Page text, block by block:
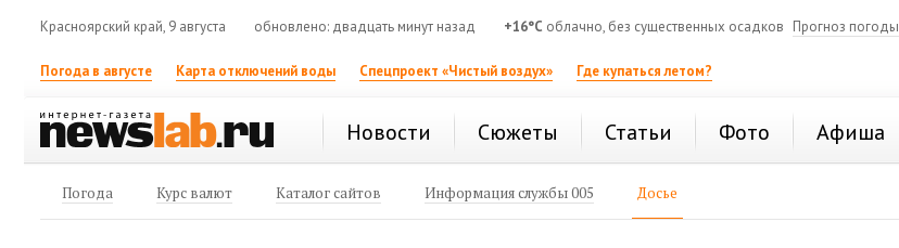
Красноярский край, 9 августа обновлено: двадцать минут назад +16°C облачно, без существенных осадков Прогноз погоды
Погода в августе Карта отключений воды Спецпроект «Чистый воздух» Где купаться летом?
Новости Сюжеты Статьи Фото Афиша
Погода Курс валют Каталог сайтов Информация службы 005 Досье